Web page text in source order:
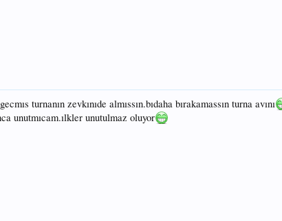
turnanın zevkınıde almıssın.bıdaha bırakamassın turna avını
unutmıcam.ılkler unutulmaz oluyor